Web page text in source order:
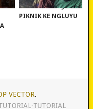
WISATA NGANJUK:
PIKNIK KE NGLUYU
VECTOR.
TUTORIAL